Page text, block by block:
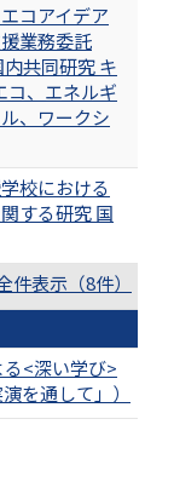
コアイデア
業務委託
内共同研究 キ
コ、エネルギ
、ワークシ
校における
する研究 国
件表示（8件）
<深い学び>
を通して」）